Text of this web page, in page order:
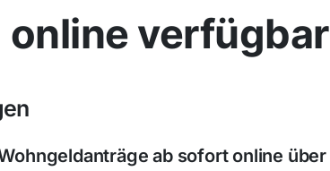
verfügbar
ab sofort online über